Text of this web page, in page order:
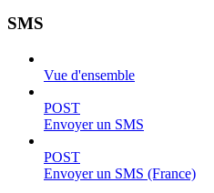
SMS
Vue d'ensemble
POST
Envoyer un SMS
POST
Envoyer un SMS (France)